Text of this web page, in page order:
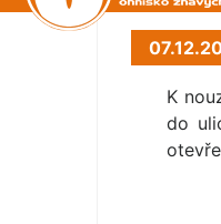
K
do